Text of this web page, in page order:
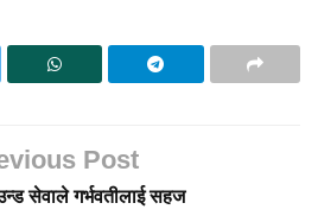
Post
सेवाले गर्भवतीलाई सहज